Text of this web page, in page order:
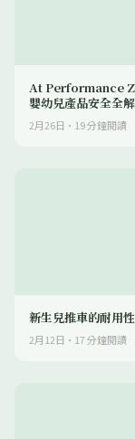
At Performance
嬰幼兒產品安全全
2月26日 · 19分鐘閱讀
新生兒推車的耐用
2月12日 · 17分鐘閱讀